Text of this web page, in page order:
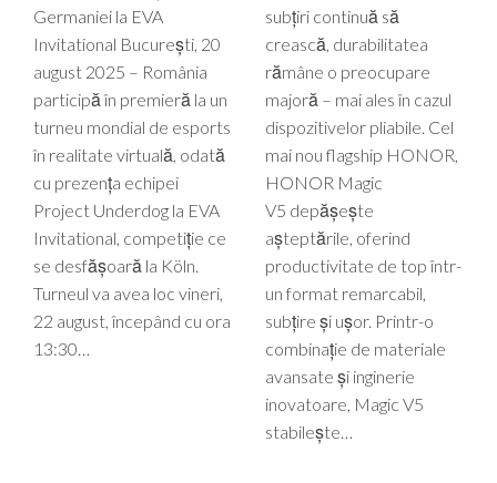
Germaniei la EVA
Invitational București, 20
august 2025 – România
participă în premieră la un
turneu mondial de esports
în realitate virtuală, odată
cu prezența echipei
Project Underdog la EVA
Invitational, competiție ce
se desfășoară la Köln.
Turneul va avea loc vineri,
22 august, începând cu ora
13:30…
subțiri continuă să
crească, durabilitatea
rămâne o preocupare
majoră – mai ales în cazul
dispozitivelor pliabile. Cel
mai nou flagship HONOR,
HONOR Magic
V5 depășește
așteptările, oferind
productivitate de top într-
un format remarcabil,
subțire și ușor. Printr-o
combinație de materiale
avansate și inginerie
inovatoare, Magic V5
stabilește…